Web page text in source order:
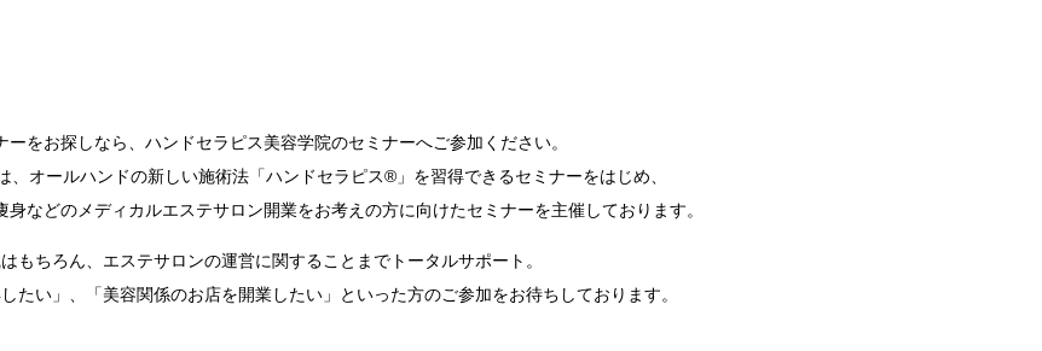
ーをお探しなら、ハンドセラピス美容学院のセミナーへご参加ください。
、オールハンドの新しい施術法「ハンドセラピス®」を習得できるセミナーをはじめ、
などのメディカルエステサロン開業をお考えの方に向けたセミナーを主催しております。
もちろん、エステサロンの運営に関することまでトータルサポート。
たい」、「美容関係のお店を開業したい」といった方のご参加をお待ちしております。